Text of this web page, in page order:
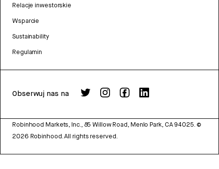
Relacje inwestorskie
Wsparcie
Sustainability
Regulamin
Obserwuj nas na
Robinhood Markets, Inc., 85 Willow Road, Menlo Park, CA 94025. ©
2026 Robinhood. All rights reserved.